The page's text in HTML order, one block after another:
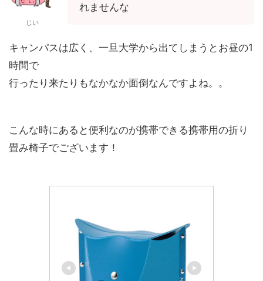
じい
れませんな
キャンパスは広く、一旦大学から出てしまうとお昼の1
時間で
行ったり来たりもなかなか面倒なんですよね。。
こんな時にあると便利なのが携帯できる携帯用の折り
畳み椅子でございます！